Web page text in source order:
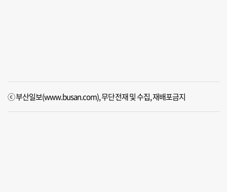
ⓒ 부산일보(www.busan.com), 무단전재 및 수집, 재배포금지